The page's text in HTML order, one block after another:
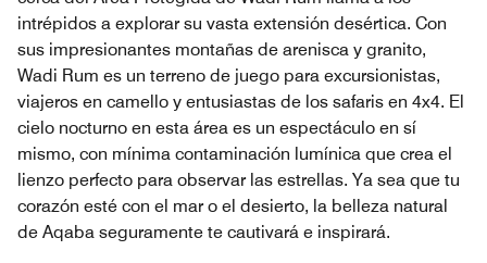
intrépidos a explorar su vasta extensión desértica. Con
sus impresionantes montañas de arenisca y granito,
Wadi Rum es un terreno de juego para excursionistas,
viajeros en camello y entusiastas de los safaris en 4x4. El
cielo nocturno en esta área es un espectáculo en sí
mismo, con mínima contaminación lumínica que crea el
lienzo perfecto para observar las estrellas. Ya sea que tu
corazón esté con el mar o el desierto, la belleza natural
de Aqaba seguramente te cautivará e inspirará.